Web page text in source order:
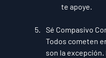
te apoye.
Sé Compasivo
Todos cometen
son la